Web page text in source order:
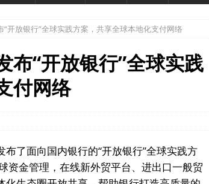
开放银行”全球实践方案，共享全球本地化支付网络
布“开放银行”全球实践
付网络
了面向国内银行的“开放银行”全球实践方
资金管理，在线新外贸平台、进出口一般贸